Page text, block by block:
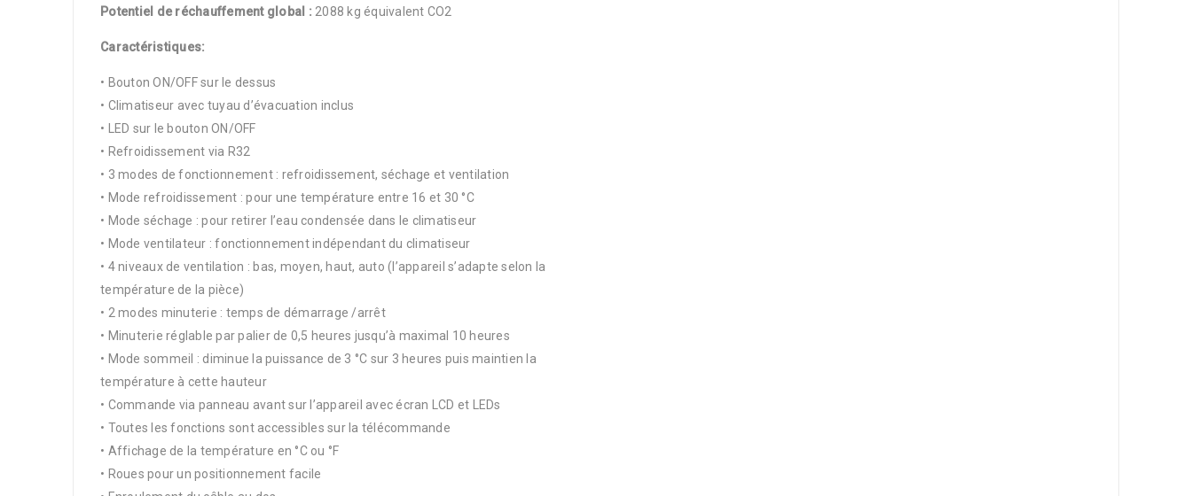
Potentiel de réchauffement global : 2088 kg équivalent CO2
Caractéristiques:
• Bouton ON/OFF sur le dessus
• Climatiseur avec tuyau d’évacuation inclus
• LED sur le bouton ON/OFF
• Refroidissement via R32
• 3 modes de fonctionnement : refroidissement, séchage et ventilation
• Mode refroidissement : pour une température entre 16 et 30 °C
• Mode séchage : pour retirer l’eau condensée dans le climatiseur
• Mode ventilateur : fonctionnement indépendant du climatiseur
• 4 niveaux de ventilation : bas, moyen, haut, auto (l’appareil s’adapte selon la
température de la pièce)
• 2 modes minuterie : temps de démarrage /arrêt
• Minuterie réglable par palier de 0,5 heures jusqu’à maximal 10 heures
• Mode sommeil : diminue la puissance de 3 °C sur 3 heures puis maintien la
température à cette hauteur
• Commande via panneau avant sur l’appareil avec écran LCD et LEDs
• Toutes les fonctions sont accessibles sur la télécommande
• Affichage de la température en °C ou °F
• Roues pour un positionnement facile